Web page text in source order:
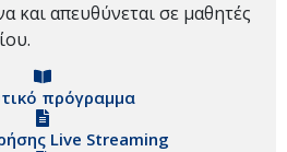
και απευθύνεται σε μαθητές
πρόγραμμα
Live Streaming